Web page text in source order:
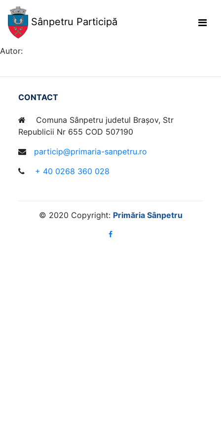
Sânpetru Participă
Autor:
CONTACT
Comuna Sânpetru judetul Brașov, Str
Republicii Nr 655 COD 507190
particip@primaria-sanpetru.ro
+ 40 0268 360 028
© 2020 Copyright: Primăria Sânpetru